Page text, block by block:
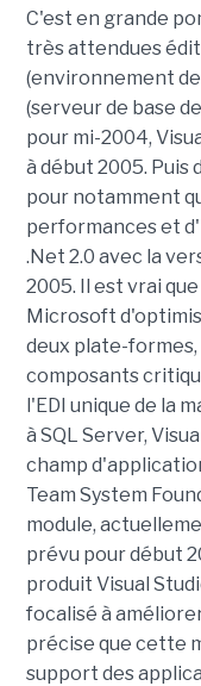
C'est en grande
très attendues
(environnement
(serveur de base
pour mi-2004,
à début 2005. Puis
pour notamment
performances et
.Net 2.0 avec la
2005. Il est vrai
Microsoft
deux plate-
composants
l'EDI unique de la
à SQL Server,
champ
Team System
module,
prévu pour début
produit Visual
focalisé à
précise que cette
support des